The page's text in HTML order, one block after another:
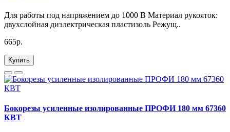
Для работы под напряжением до 1000 В Материал рукояток:
двухслойная диэлектрическая пластизоль Режущ..
665р.
Купить
Бокорезы усиленные изолированные ПРОФИ 180 мм 67360
КВТ